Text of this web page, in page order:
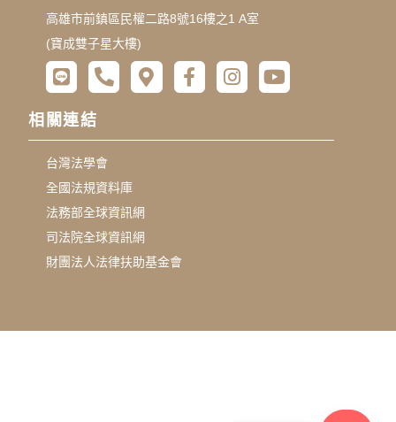
高雄市前鎮區民權二路8號16樓之1 A室
(寶成雙子星大樓)
相關連結
台灣法學會
全國法規資料庫
法務部全球資訊網
司法院全球資訊網
財團法人法律扶助基金會